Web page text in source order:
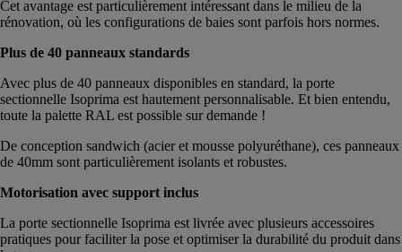
Cet avantage est particulièrement intéressant dans le milieu de la
rénovation, où les configurations de baies sont parfois hors normes.
Plus de 40 panneaux standards
Avec plus de 40 panneaux disponibles en standard, la porte
sectionnelle Isoprima est hautement personnalisable. Et bien entendu,
toute la palette RAL est possible sur demande !
De conception sandwich (acier et mousse polyuréthane), ces panneaux
de 40mm sont particulièrement isolants et robustes.
Motorisation avec support inclus
La porte sectionnelle Isoprima est livrée avec plusieurs accessoires
pratiques pour faciliter la pose et optimiser la durabilité du produit dans